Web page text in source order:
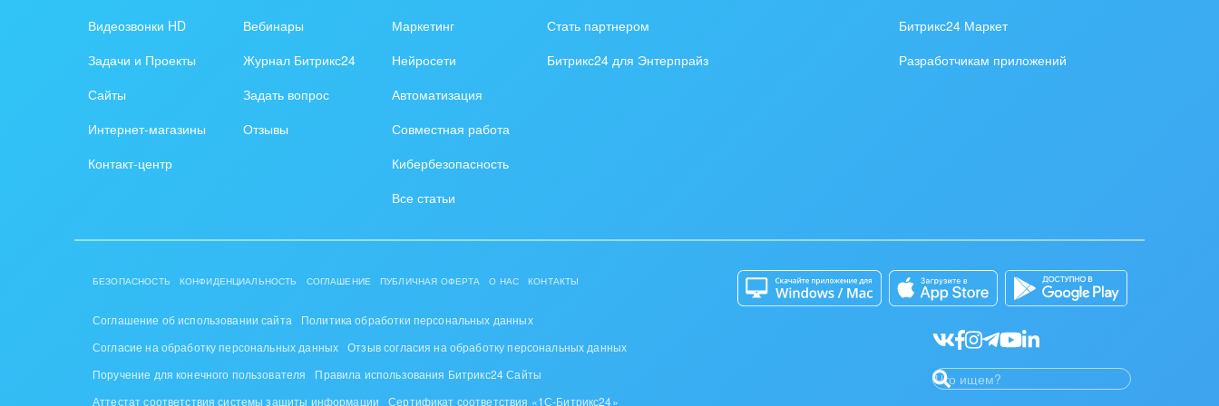
Создание сайтов
Интернет-магазин и CRM
внедрения
Внедрение для медицины
Внедрение онлайн-
/ Интранета
Общественно-политические
организации
СМИ, издательства,
благоустройство
Транспорт, Авиация,
автобизнес
Видеозвонки HD
Задачи и Проекты
Сайты
Интернет-магазины
Контакт-центр
Вебинары
Журнал Битрикс24
Задать вопрос
Отзывы
Маркетинг
Нейросети
Автоматизация
Совместная работа
Кибербезопасность
Все статьи
Стать партнером
Битрикс24 для Энтерпрайз
Битрикс24 Маркет
Разработчикам приложений
БЕЗОПАСНОСТЬ КОНФИДЕНЦИАЛЬНОСТЬ СОГЛАШЕНИЕ ПУБЛИЧНАЯ ОФЕРТА О НАС КОНТАКТЫ
Соглашение об использовании сайта
Политика обработки персональных данных
Согласие на обработку персональных данных Отзыв согласия на обработку персональных данных
Поручение для конечного пользователя
Правила использования Битрикс24 Сайты
Аттестат соответствия системы защиты информации
Сертификат соответствия «1С-Битрикс24»